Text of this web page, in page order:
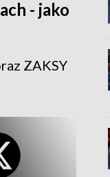
- jako
ZAKSY